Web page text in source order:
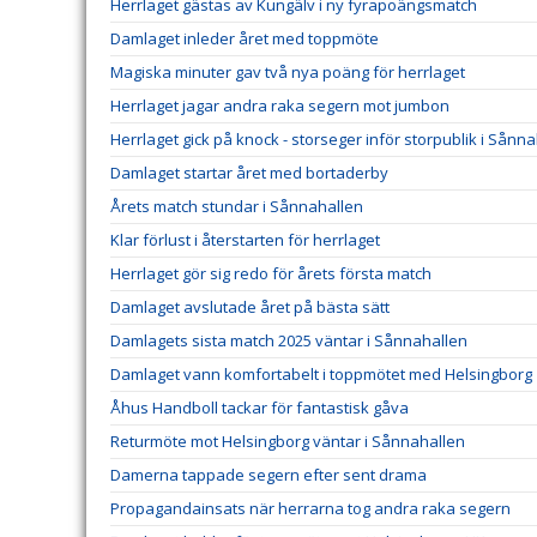
Herrlaget gästas av Kungälv i ny fyrapoängsmatch
Damlaget inleder året med toppmöte
Magiska minuter gav två nya poäng för herrlaget
Herrlaget jagar andra raka segern mot jumbon
Herrlaget gick på knock - storseger inför storpublik i
Damlaget startar året med bortaderby
Årets match stundar i Sånnahallen
Klar förlust i återstarten för herrlaget
Herrlaget gör sig redo för årets första match
Damlaget avslutade året på bästa sätt
Damlagets sista match 2025 väntar i Sånnahallen
Damlaget vann komfortabelt i toppmötet med Helsingborg
Åhus Handboll tackar för fantastisk gåva
Returmöte mot Helsingborg väntar i Sånnahallen
Damerna tappade segern efter sent drama
Propagandainsats när herrarna tog andra raka segern